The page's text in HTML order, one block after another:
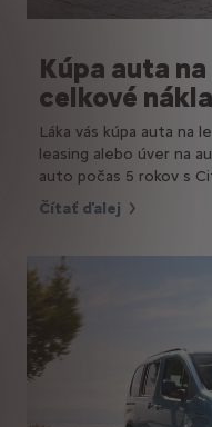
Kúpa auta
celkové
Láka vás kúpa auta na
leasing alebo úver na
auto počas 5 rokov s
Čítať ďalej